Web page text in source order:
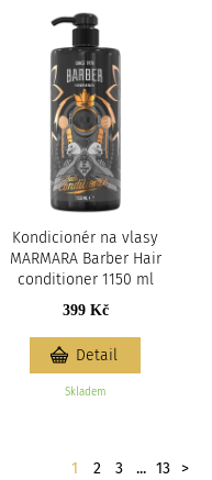
Kondicionér na vlasy
MARMARA Barber Hair
conditioner 1150 ml
399 Kč
Skladem
Detail
Stránkování
1 2 3 ... 13 >